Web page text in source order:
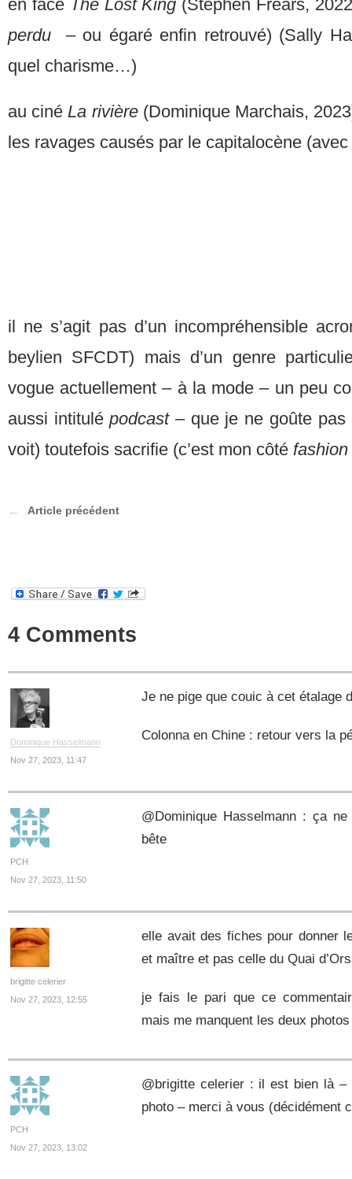
en face The Lost King (Stephen Frears,
perdu
– ou égaré enfin retrouvé) (Sally
quel charisme…)
au cinéLa rivière(Dominique Marchais,
les ravages causés par le capitalocène
il ne s’agit pas d’un incompréhensible
beylien SFCDT) mais d’un genre
vogue actuellement – à la mode – un peu
aussi intitulépodcast – que je ne goûte
voit) toutefois sacrifie (c’est mon côté
Article précédent
4 Comments
Dominique Hasselmann
Nov 27, 2023, 11:47
Je ne pige que couic à cet étalage
Colonna en Chine : retour vers la
PCH
Nov 27, 2023, 11:50
@Dominique Hasselmann : ça
bête
brigitte celerier
Nov 27, 2023, 12:55
elle avait des fiches pour donner
et maître et pas celle du Quai
je fais le pari que ce
mais me manquent les deux
PCH
Nov 27, 2023, 13:02
@brigitte celerier : il est bien là
photo – merci à vous